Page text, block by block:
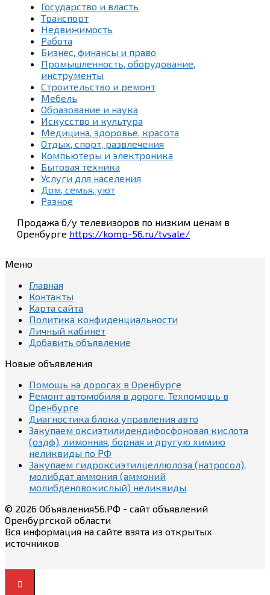
Государство и власть
Транспорт
Недвижимость
Работа
Бизнес, финансы и право
Промышленность, оборудование,
инструменты
Строительство и ремонт
Мебель
Образование и наука
Искусство и культура
Медицина, здоровье, красота
Отдых, спорт, развлечения
Компьютеры и электроника
Бытовая техника
Услуги для населения
Дом, семья, уют
Разное
Продажа б/у телевизоров по низким ценам в
Оренбурге https://komp-56.ru/tvsale/
Меню
Главная
Контакты
Карта сайта
Политика конфиденциальности
Личный кабинет
Добавить объявление
Новые объявления
Помощь на дорогах в Оренбурге
Ремонт автомобиля в дороге. Техпомощь в
Оренбурге
Диагностика блока управления авто
Закупаем оксиэтилидендифосфоновая кислота
(оэдф), лимонная, борная и другую химию
неликвиды по РФ
Закупаем гидроксиэтилцеллюлоза (натросол),
молибдат аммония (аммоний
молибденовокислый) неликвиды
© 2026 Объявления56.РФ - сайт объявлений
Оренбургской области
Вся информация на сайте взята из открытых
источников